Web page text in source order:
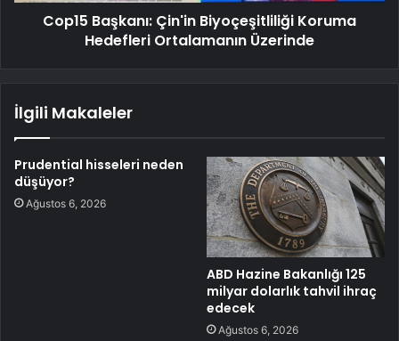
Cop15 Başkanı: Çin'in Biyoçeşitliliği Koruma
Hedefleri Ortalamanın Üzerinde
İlgili Makaleler
Prudential hisseleri neden
düşüyor?
Ağustos 6, 2026
ABD Hazine Bakanlığı 125
milyar dolarlık tahvil ihraç
edecek
Ağustos 6, 2026